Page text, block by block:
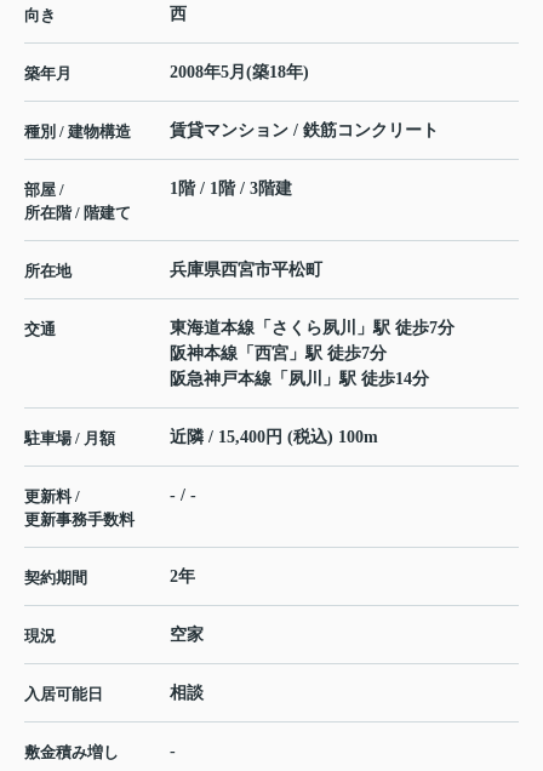
向き 西
築年月 2008年5月(築18年)
種別 / 建物構造 賃貸マンション / 鉄筋コンクリート
部屋 /
所在階 / 階建て
1階 / 1階 / 3階建
所在地 兵庫県西宮市平松町
交通 東海道本線 「 さくら夙川
」駅 徒歩7分
阪神本線 「 西宮 」駅 徒歩7分
阪急神戸本線 「 夙川 」駅 徒歩14分
駐車場 / 月額 近隣 / 15,400円 (税込) 100m
更新料 /
更新事務手数料
- / -
契約期間 2年
現況 空家
入居可能日 相談
敷金積み増し -